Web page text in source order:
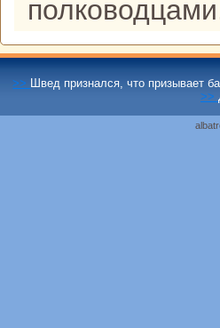
>> Швед признался, что призывает
>>